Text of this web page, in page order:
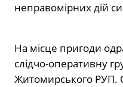
неправомірних дій
На місце пригоди
слідчо-оперативну
Житомирського РУП.